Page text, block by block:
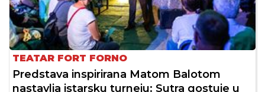
TEATAR FORT FORNO
Predstava inspirirana Matom Balotom
nastavlja istarsku turneju: Sutra gostuje u